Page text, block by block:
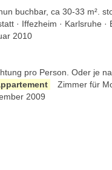
buchbar, ca 30-33 m².
· Iffezheim · Karlsruhe ·
2010
pro Person. Oder je
Zimmer für
2009